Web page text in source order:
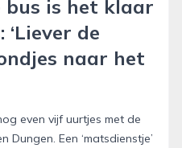
bus is het klaar
de
naar het
even vijf uurtjes met de
Een ‘matsdienstje’